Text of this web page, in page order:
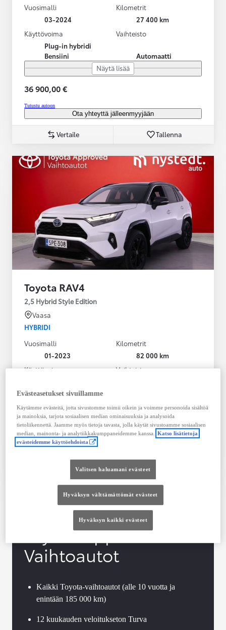
Vuosimalli
03-2024
Kilometrit
27 400 km
Käyttövoima
Plug-in hybridi
Bensiini
Vaihteisto
Automaatti
Näytä lisää
36 900,00 €
Tutustu autoon
Ota yhteyttä jälleenmyyjään
Vertaile Tallenna
Toyota RAV4
2,5 Hybrid Style Edition
Vaasa
HYBRIDI
Vuosimalli
01-2023
Kilometrit
82 000 km
Käyttövoima
Vaihteisto
Näytä lisää
38 900,00 €
495,30 € / kk
Tutustu autoon
Vertaile
Toyota Approved
Vaihtoautot
Kaikki Toyota-vaihtoautot (alle 10 vuotta ja
enintään 185 000 km)
12 kuukauden veloitukseton Turva
Evästeasetukset sivuillamme
Käytämme evästeitä, jotta sivustomme toimii oikein ja voimme personoida sisältöä
ja mainoksia, tarjota sosiaalisen median ominaisuuksia ja analysoida
tietoliikennettä. Jaamme myös tietoja tavasta, jolla käytät sivustoamme sosiaalisen
median, mainonta- ja analytiikkakumppaneidemme kanssa. Katso lisätietoja
evästeidemme käyttöehdoista
Valitsen haluamani evästeet
Hyväksyn välttämättömät evästeet
Hyväksyn kaikki evästeet